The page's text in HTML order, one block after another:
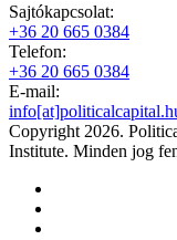
Sajtókapcsolat:
+36 20 665 0384
Telefon:
+36 20 665 0384
E-mail:
Copyright 2026.
Institute. Minden jog